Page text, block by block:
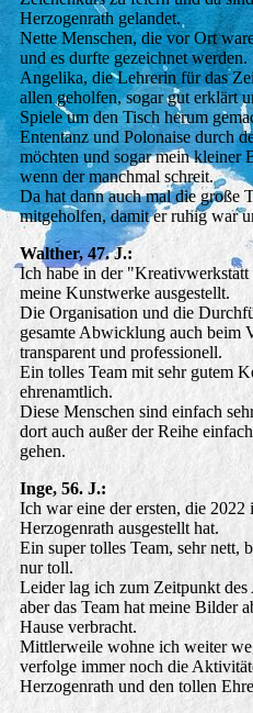
Herzogenrath gelandet.
Nette Menschen, die vor Ort
und es durfte gezeichnet werden.
Angelika, die Lehrerin für das
allen geholfen, sogar gut erklärt
Spiele um den Tisch herum
Ententanz und Polonaise durch
möchten und sogar mein kleiner
wenn der manchmal schreit.
Da hat dann auch mal die große
mitgeholfen, damit er ruhig war
Walther, 47. J.:
Ich habe in der
meine Kunstwerke ausgestellt.
Die Organisation und die
gesamte Abwicklung auch beim
transparent und professionell.
Ein tolles Team mit sehr gutem
ehrenamtlich.
Diese Menschen sind einfach
dort auch außer der Reihe
gehen.
Inge, 56. J.:
Ich war eine der ersten, die
Herzogenrath ausgestellt hat.
Ein super tolles Team, sehr nett,
nur toll.
Leider lag ich zum Zeitpunkt
aber das Team hat meine Bilder
Hause verbracht.
Mittlerweile wohne ich weiter
verfolge immer noch die
Herzogenrath und den tollen